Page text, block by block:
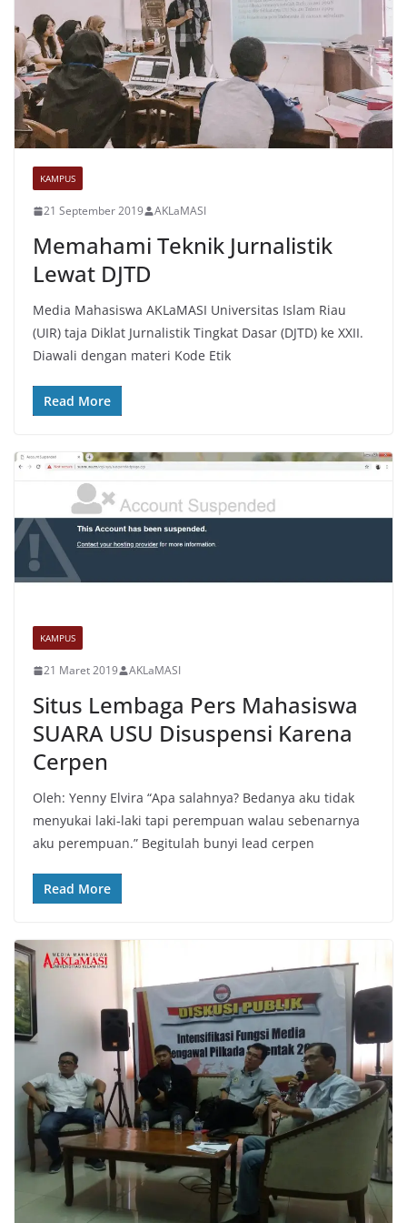
KAMPUS
21 September 2019 AKLaMASI
Memahami Teknik Jurnalistik
Lewat DJTD
Media Mahasiswa AKLaMASI Universitas Islam Riau
(UIR) taja Diklat Jurnalistik Tingkat Dasar (DJTD) ke XXII.
Diawali dengan materi Kode Etik
Read More
KAMPUS
21 Maret 2019 AKLaMASI
Situs Lembaga Pers Mahasiswa
SUARA USU Disuspensi Karena
Cerpen
Oleh: Yenny Elvira “Apa salahnya? Bedanya aku tidak
menyukai laki-laki tapi perempuan walau sebenarnya
aku perempuan.” Begitulah bunyi lead cerpen
Read More